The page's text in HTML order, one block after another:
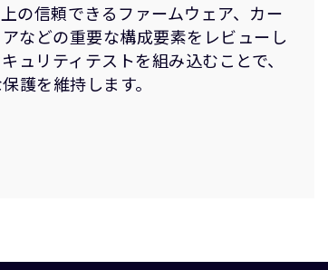
の信頼できるファームウェア、カー
などの重要な構成要素をレビューし
ュリティテストを組み込むことで、
護を維持します。